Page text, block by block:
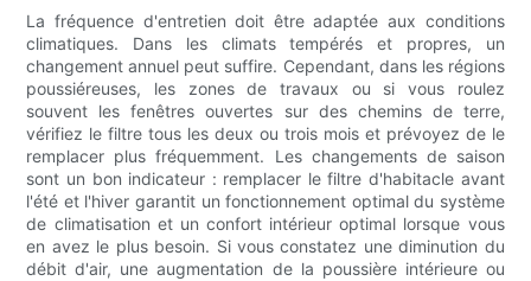
La fréquence d'entretien doit être adaptée aux conditions
climatiques. Dans les climats tempérés et propres, un
changement annuel peut suffire. Cependant, dans les régions
poussiéreuses, les zones de travaux ou si vous roulez
souvent les fenêtres ouvertes sur des chemins de terre,
vérifiez le filtre tous les deux ou trois mois et prévoyez de le
remplacer plus fréquemment. Les changements de saison
sont un bon indicateur : remplacer le filtre d'habitacle avant
l'été et l'hiver garantit un fonctionnement optimal du système
de climatisation et un confort intérieur optimal lorsque vous
en avez le plus besoin. Si vous constatez une diminution du
débit d'air, une augmentation de la poussière intérieure ou